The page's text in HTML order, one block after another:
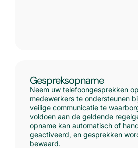
Gespreksopname
Neem uw telefoongesprekken
medewerkers te ondersteunen
veilige communicatie te
voldoen aan de geldende
opname kan automatisch of
geactiveerd, en gesprekken
bewaard.